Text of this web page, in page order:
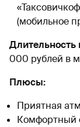
(мобильное
Длительность
000 рублей в
Плюсы:
Приятная
Комфортный